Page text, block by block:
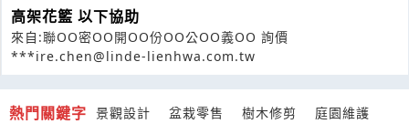
高架花籃 以下協助
來自:聯OO密OO開OO份OO公OO義OO 詢價
***ire.chen@linde-lienhwa.com.tw
熱門關鍵字 景觀設計 盆栽零售 樹木修剪
庭園維護